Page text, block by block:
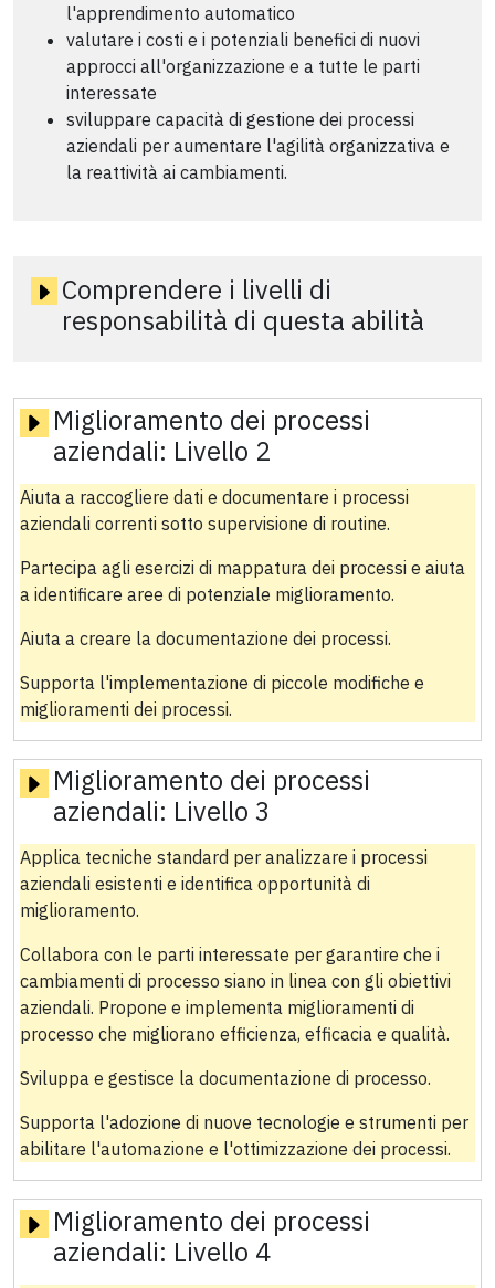
l'apprendimento automatico
valutare i costi e i potenziali benefici di nuovi
approcci all'organizzazione e a tutte le parti
interessate
sviluppare capacità di gestione dei processi
aziendali per aumentare l'agilità organizzativa e
la reattività ai cambiamenti.
Comprendere i livelli di
responsabilità di questa abilità
Miglioramento dei processi
aziendali: Livello 2
Aiuta a raccogliere dati e documentare i processi
aziendali correnti sotto supervisione di routine.
Partecipa agli esercizi di mappatura dei processi e aiuta
a identificare aree di potenziale miglioramento.
Aiuta a creare la documentazione dei processi.
Supporta l'implementazione di piccole modifiche e
miglioramenti dei processi.
Miglioramento dei processi
aziendali: Livello 3
Applica tecniche standard per analizzare i processi
aziendali esistenti e identifica opportunità di
miglioramento.
Collabora con le parti interessate per garantire che i
cambiamenti di processo siano in linea con gli obiettivi
aziendali. Propone e implementa miglioramenti di
processo che migliorano efficienza, efficacia e qualità.
Sviluppa e gestisce la documentazione di processo.
Supporta l'adozione di nuove tecnologie e strumenti per
abilitare l'automazione e l'ottimizzazione dei processi.
Miglioramento dei processi
aziendali: Livello 4